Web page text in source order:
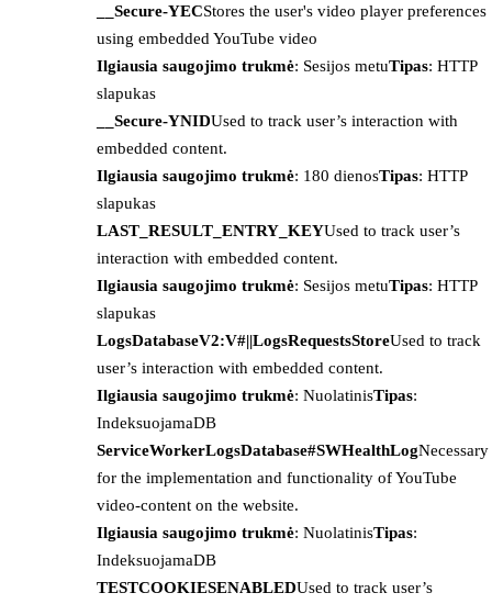
__Secure-YECStores the user's video player preferences
using embedded YouTube video
Ilgiausia saugojimo trukmė: Sesijos metuTipas: HTTP
slapukas
__Secure-YNIDUsed to track user’s interaction with
embedded content.
Ilgiausia saugojimo trukmė: 180 dienosTipas: HTTP
slapukas
LAST_RESULT_ENTRY_KEYUsed to track user’s
interaction with embedded content.
Ilgiausia saugojimo trukmė: Sesijos metuTipas: HTTP
slapukas
LogsDatabaseV2:V#||LogsRequestsStoreUsed to track
user’s interaction with embedded content.
Ilgiausia saugojimo trukmė: NuolatinisTipas:
IndeksuojamaDB
ServiceWorkerLogsDatabase#SWHealthLogNecessary
for the implementation and functionality of YouTube
video-content on the website.
Ilgiausia saugojimo trukmė: NuolatinisTipas:
IndeksuojamaDB
TESTCOOKIESENABLEDUsed to track user’s